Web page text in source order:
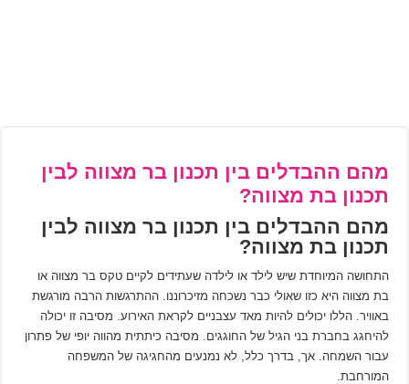
מהם ההבדלים בין תכנון בר מצווה לבין
תכנון בת מצווה?
מהם ההבדלים בין תכנון בר מצווה לבין
תכנון בת מצווה?
התחושה המיוחדת שיש לילד או לילדה שעתידים לקיים טקס בר מצווה או
בת מצווה היא כזו שאולי כבר נשכחה מזיכרוננו. ההתרגשות הרבה מורגשת
באוויר. הללו יכולים להיות מאד עצבניים לקראת האירוע. מסיבה זו יכולה
להיחגג בחברת בני הגיל של החוגגים. מסיבה כיתתית מהווה יופי של פתרון
עבור השמחה. אך, בדרך כלל, לא נמנעים מהחגיגה של המשפחה
המורחבת.